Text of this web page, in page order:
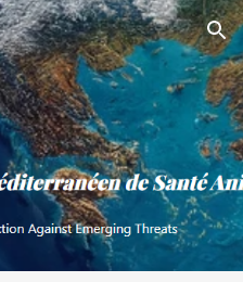
Skip to navigation